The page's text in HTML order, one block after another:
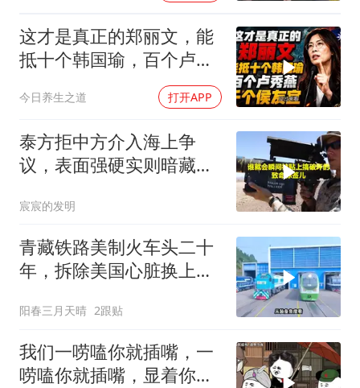
这才是真正的郑丽文，能
抵十个韩国瑜，百个卢秀
今日养生之道 打开APP
泰方拒中方介入海上争
议，表面强硬实则暗藏玄
宸宸的发明
青藏铁路美制火车头二十
年，拆除美国心脏换上绿
阳春三月天晴 2跟贴
我们一唠嗑你就插嘴，一
唠嗑你就插嘴，显着你